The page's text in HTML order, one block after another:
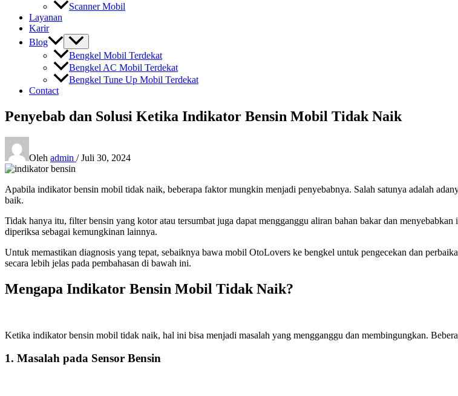
Scanner Mobil
Layanan
Karir
Blog
Bengkel Mobil Terdekat
Bengkel AC Mobil Terdekat
Bengkel Tune Up Mobil Terdekat
Contact
Penyebab dan Solusi Ketika Indikator Bensin Mobil Tidak Naik
Oleh admin /Juli 30, 2024
Apabila indikator bensin mobil tidak naik, beberapa faktor mungkin menjadi penyebabnya. Salah satunya adalah
baik.
Tidak hanya itu, filter bensin yang kotor atau tersumbat juga dapat mengganggu aliran bahan bakar dan
diperiksa sebagai kemungkinan lainnya.
Untuk memastikan diagnosis yang tepat, sebaiknya bawa mobil OtoLovers ke bengkel untuk pengecekan dan
secara lebih jelas pada pembahasan di bawah ini.
Mengapa Indikator Bensin Mobil Tidak Naik?
Ketika indikator bensin mobil tidak naik, hal ini bisa menjadi masalah yang mengganggu dan membingungkan.
1. Masalah pada Sensor Bensin